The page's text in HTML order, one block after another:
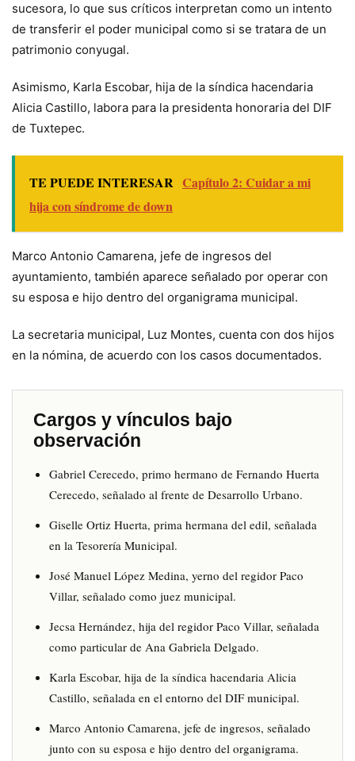
sucesora, lo que sus críticos interpretan como un intento
de transferir el poder municipal como si se tratara de un
patrimonio conyugal.
Asimismo, Karla Escobar, hija de la síndica hacendaria
Alicia Castillo, labora para la presidenta honoraria del DIF
de Tuxtepec.
TE PUEDE INTERESAR Capítulo 2: Cuidar a mi
hija con síndrome de down
Marco Antonio Camarena, jefe de ingresos del
ayuntamiento, también aparece señalado por operar con
su esposa e hijo dentro del organigrama municipal.
La secretaria municipal, Luz Montes, cuenta con dos hijos
en la nómina, de acuerdo con los casos documentados.
Cargos y vínculos bajo
observación
Gabriel Cerecedo, primo hermano de Fernando Huerta
Cerecedo, señalado al frente de Desarrollo Urbano.
Giselle Ortiz Huerta, prima hermana del edil, señalada
en la Tesorería Municipal.
José Manuel López Medina, yerno del regidor Paco
Villar, señalado como juez municipal.
Jecsa Hernández, hija del regidor Paco Villar, señalada
como particular de Ana Gabriela Delgado.
Karla Escobar, hija de la síndica hacendaria Alicia
Castillo, señalada en el entorno del DIF municipal.
Marco Antonio Camarena, jefe de ingresos, señalado
junto con su esposa e hijo dentro del organigrama.